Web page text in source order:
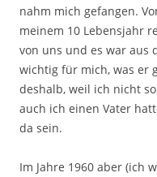
nahm mich gefangen.
meinem 10 Lebensjahr
von uns und es war aus
wichtig für mich, was er
deshalb, weil ich nicht
auch ich einen Vater
da sein.
Im Jahre 1960 aber (ich